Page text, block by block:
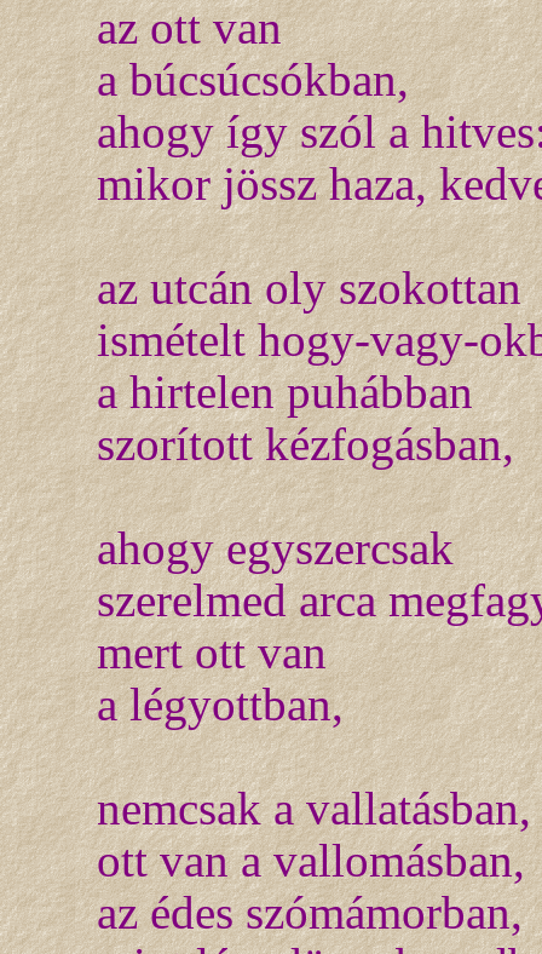
az ott van
a búcsúcsókban,
ahogy így szól a
mikor jössz haza,
az utcán oly szokottan
ismételt hogy-vagy-
a hirtelen puhábban
szorított kézfogásban,
ahogy egyszercsak
szerelmed arca
mert ott van
a légyottban,
nemcsak a vallatásban,
ott van a vallomásban,
az édes szómámorban,